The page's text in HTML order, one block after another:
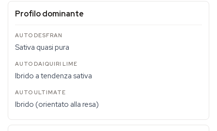
Profilo dominante
Sativa quasi pura
Ibrido a tendenza sativa
Ibrido (orientato alla resa)